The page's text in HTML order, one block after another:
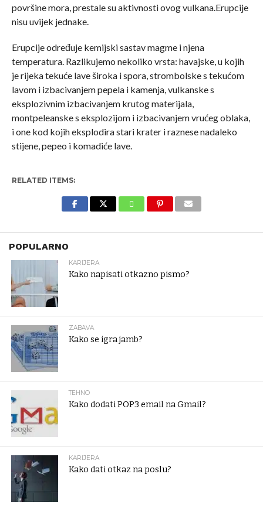
površine mora, prestale su aktivnosti ovog vulkana.Erupcije
nisu uvijek jednake.
Erupcije određuje kemijski sastav magme i njena
temperatura. Razlikujemo nekoliko vrsta: havajske, u kojih
je rijeka tekuće lave široka i spora, strombolske s tekućom
lavom i izbacivanjem pepela i kamenja, vulkanske s
eksplozivnim izbacivanjem krutog materijala,
montpeleanske s eksplozijom i izbacivanjem vrućeg oblaka,
i one kod kojih eksplodira stari krater i raznese nadaleko
stijene, pepeo i komadiće lave.
RELATED ITEMS:
POPULARNO
KARIJERA
Kako napisati otkazno pismo?
ZABAVA
Kako se igra jamb?
TEHNO
Kako dodati POP3 email na Gmail?
KARIJERA
Kako dati otkaz na poslu?